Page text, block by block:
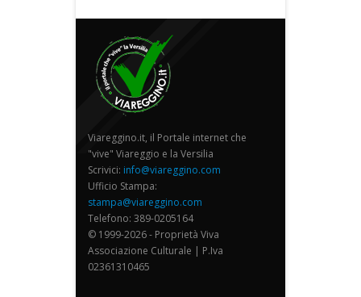
Viareggino.it, il Portale internet che
"vive" Viareggio e la Versilia
Scrivici: info@viareggino.com
Ufficio Stampa:
stampa@viareggino.com
Telefono: 389-0205164
© 1999-2026 - Proprietà Viva
Associazione Culturale | P.Iva
02361310465